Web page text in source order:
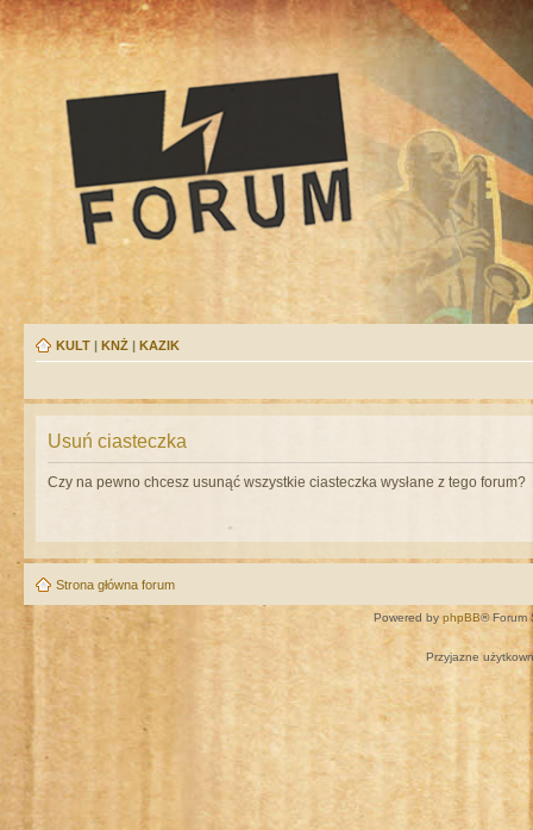
KULT | KNŻ | KAZIK
Usuń ciasteczka
Czy na pewno chcesz usunąć wszystkie ciasteczka wysłane z tego forum?
Strona główna forum
Powered by phpBB® Forum
Przyjazne